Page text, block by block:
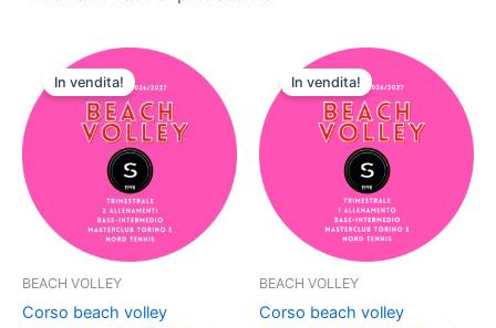
In vendita!
BEACH VOLLEY
Corso beach volley
Il
prezzo
originale
era:
430,00€.
Il
prezzo
attuale
è:
390,00€.
In vendita!
BEACH VOLLEY
Corso beach volley
Il
prezzo
originale
era:
230,00€.
Il
prezzo
attuale
è:
205,00€.